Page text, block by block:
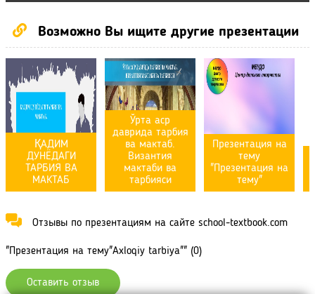
Возможно Вы ищите другие презентации
ҚАДИМ
ДУНЁДАГИ
ТАРБИЯ ВА
МАКТАБ
Ўрта аср
даврида тарбия
ва мактаб.
Византия
мактаби ва
тарбияси
Презентация на
тему
"Презентация на
тему"
Отзывы по презентациям на сайте school-textbook.com
"Презентация на тему"Axloqiy tarbiya"" (0)
Оставить отзыв